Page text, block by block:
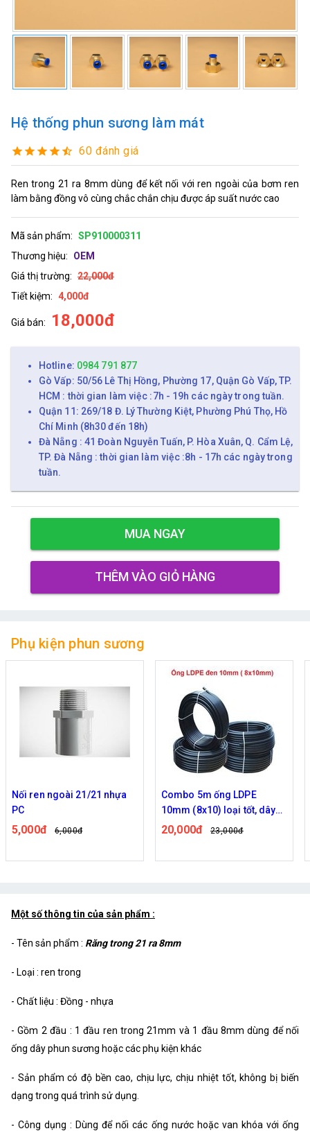
Hệ thống phun sương làm mát
60 đánh giá
Ren trong 21 ra 8mm dùng để kết nối với ren ngoài của bơm ren
làm bằng đồng vô cùng chắc chắn chịu được áp suất nước cao
Mã sản phẩm: SP910000311
Thương hiệu:
OEM
Giá thị trường: 22,000đ
Tiết kiệm: 4,000đ
Giá bán: 18,000đ
Hotline: 0984 791 877
Gò Vấp: 50/56 Lê Thị Hồng, Phường 17, Quận Gò Vấp, TP.
HCM : thời gian làm việc :7h - 19h các ngày trong tuần.
Quận 11: 269/18 Đ. Lý Thường Kiệt, Phường Phú Thọ, Hồ
Chí Minh (8h30 đến 18h)
Đà Nẵng : 41 Đoàn Nguyễn Tuấn, P. Hòa Xuân, Q. Cẩm Lệ,
TP. Đà Nẵng : thời gian làm việc :8h - 17h các ngày trong
tuần.
MUA NGAY
THÊM VÀO GIỎ HÀNG
Phụ kiện phun sương
Nối ren ngoài 21/21 nhựa
PC
5,000đ 6,000đ
Combo 5m ống LDPE
10mm (8x10) loại tốt, dây
tưới cây loại tốt nhựa
20,000đ 23,000đ
Một số thông tin của sản phẩm :
- Tên sản phẩm : Răng trong 21 ra 8mm
- Loại : ren trong
- Chất liệu : Đồng - nhựa
- Gồm 2 đầu : 1 đầu ren trong 21mm và 1 đầu 8mm dùng để nối
ống dây phun sương hoặc các phụ kiện khác
- Sản phẩm có độ bền cao, chịu lực, chịu nhiệt tốt, không bị biến
dạng trong quá trình sử dụng.
- Công dụng : Dùng để nối các ống nước hoặc van khóa với ống